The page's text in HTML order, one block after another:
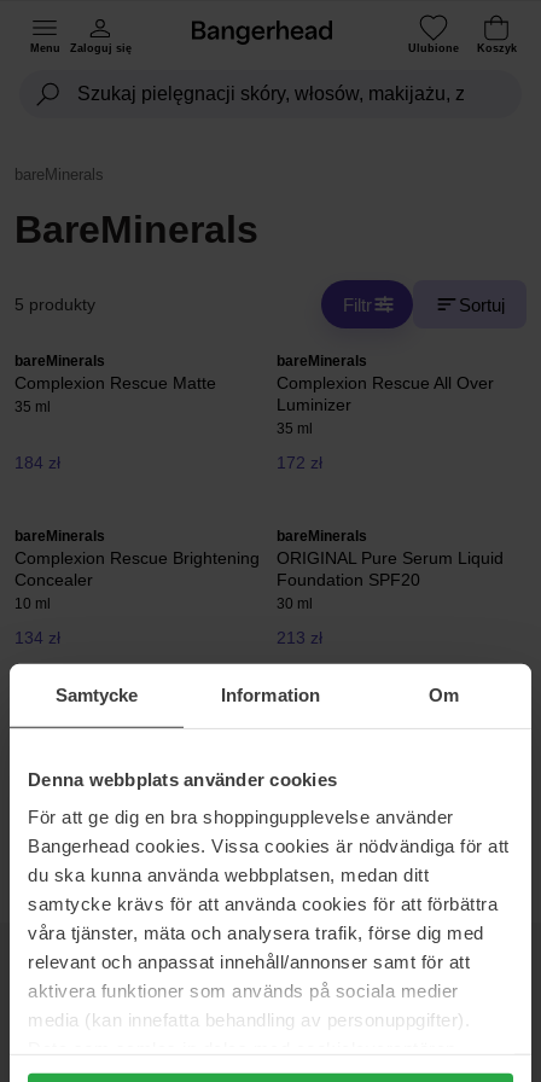
Samtycke Information Om
Denna webbplats använder cookies
För att ge dig en bra shoppingupplevelse använder
Bangerhead cookies. Vissa cookies är nödvändiga för att
du ska kunna använda webbplatsen, medan ditt
samtycke krävs för att använda cookies för att förbättra
våra tjänster, mäta och analysera trafik, förse dig med
relevant och anpassat innehåll/annonser samt för att
aktivera funktioner som används på sociala medier
media (kan innefatta behandling av personuppgifter).
Genom att trycka på "Tillåt alla cookies" accepterar du
Menu Zaloguj się Ulubione Koszyk
bareMinerals
BareMinerals
5 produkty Filtr Sortuj
bareMinerals
Complexion Rescue Matte
35 ml
184 zł
bareMinerals
Complexion Rescue All Over
Luminizer
35 ml
172 zł
bareMinerals
Complexion Rescue Brightening
Concealer
10 ml
134 zł
bareMinerals
ORIGINAL Pure Serum Liquid
Foundation SPF20
30 ml
213 zł
Original Mineral Veil Pressed
9 g
177 zł
NEWSLETTERDOWIEDZ SIĘ JAKO PIERWSZY